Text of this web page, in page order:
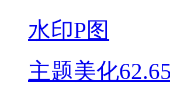
水印P图
主题美化